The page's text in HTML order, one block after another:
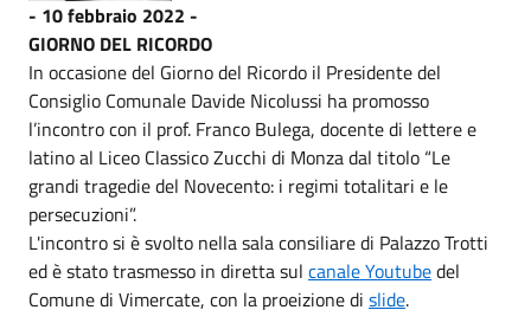
- 10 febbraio 2022 -
GIORNO DEL RICORDO
In occasione del Giorno del Ricordo il Presidente del
Consiglio Comunale Davide Nicolussi ha promosso
l’incontro con il prof. Franco Bulega, docente di lettere e
latino al Liceo Classico Zucchi di Monza dal titolo “Le
grandi tragedie del Novecento: i regimi totalitari e le
persecuzioni”.
L'incontro si è svolto nella sala consiliare di Palazzo Trotti
ed è stato trasmesso in diretta sul canale Youtubedel
Comune di Vimercate, con la proeizione di slide.